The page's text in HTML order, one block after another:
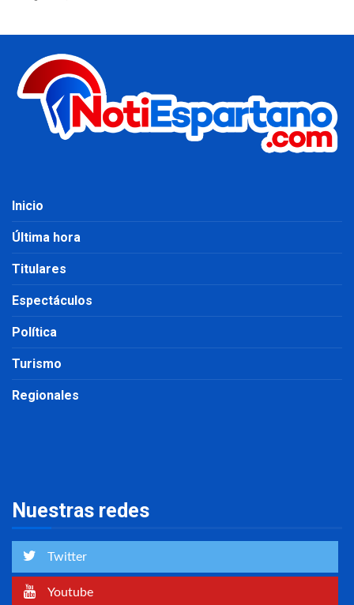
Inicio
Última hora
Titulares
Espectáculos
Política
Turismo
Regionales
Nuestras redes
Twitter
Youtube